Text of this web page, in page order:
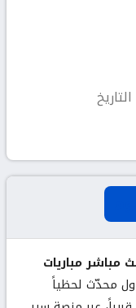
مباشر مباريات
محدّث لحظياً